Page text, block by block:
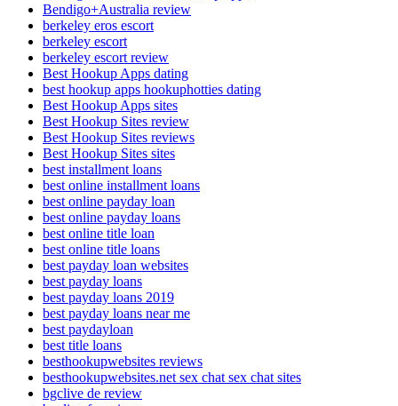
Bendigo+Australia review
berkeley eros escort
berkeley escort
berkeley escort review
Best Hookup Apps dating
best hookup apps hookuphotties dating
Best Hookup Apps sites
Best Hookup Sites review
Best Hookup Sites reviews
Best Hookup Sites sites
best installment loans
best online installment loans
best online payday loan
best online payday loans
best online title loan
best online title loans
best payday loan websites
best payday loans
best payday loans 2019
best payday loans near me
best paydayloan
best title loans
besthookupwebsites reviews
besthookupwebsites.net sex chat sex chat sites
bgclive de review